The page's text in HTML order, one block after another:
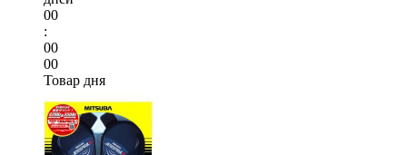
00
:
00
00
Товар дня